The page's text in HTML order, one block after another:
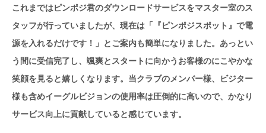
これまではピンポジ君のダウンロードサービスをマスター室のス
タッフが行っていましたが、現在は「『ピンポジスポット』で電
源を入れるだけです！」とご案内も簡単になりました。あっとい
う間に受信完了し、颯爽とスタートに向かうお客様のにこやかな
笑顔を見ると嬉しくなります。当クラブのメンバー様、ビジター
様も含めイーグルビジョンの使用率は圧倒的に高いので、かなり
サービス向上に貢献していると感じています。